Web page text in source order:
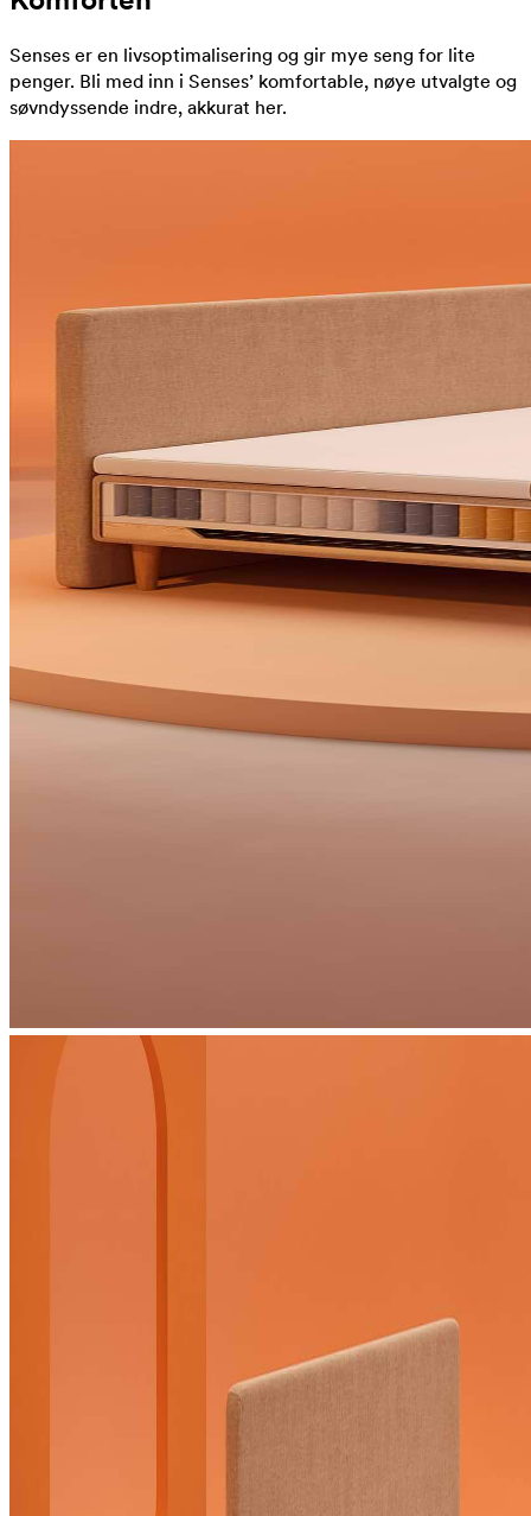
Senses er en livsoptimalisering og gir mye seng for lite
penger. Bli med inn i Senses’ komfortable, nøye utvalgte og
søvndyssende indre, akkurat her.